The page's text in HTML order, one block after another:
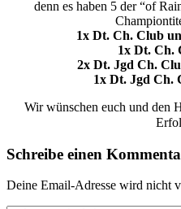
denn es haben 5 der “of
1x Dt. Ch. Club
1x Dt. Ch.
2x Dt. Jgd Ch.
1x Dt. Jgd Ch.
Wir wünschen euch und den
Schreibe einen
Deine Email-Adresse wird nicht